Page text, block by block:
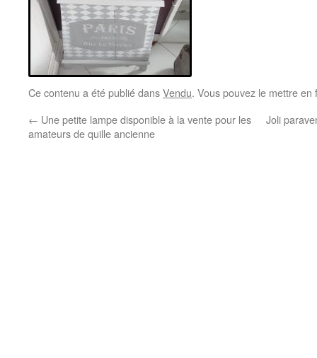
Ce contenu a été publié dansVendu. Vous pouvez le mettre
← Une petite lampe disponible à la vente pour les
amateurs de quille ancienne
Joli